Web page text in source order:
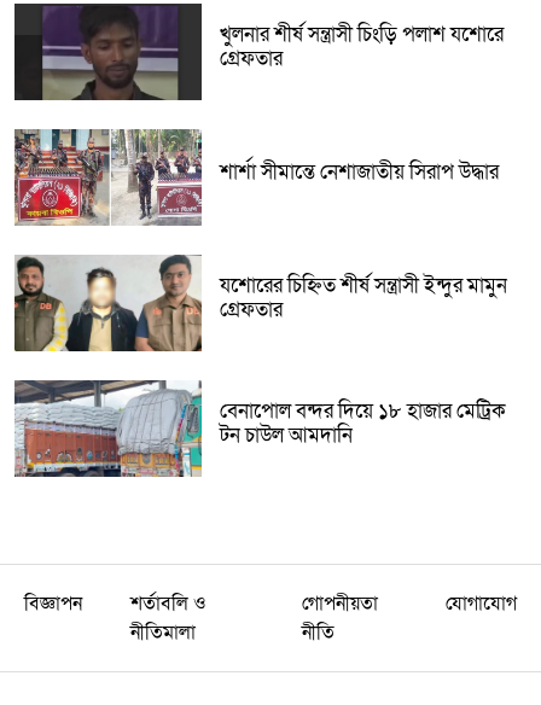
খুলনার শীর্ষ সন্ত্রাসী চিংড়ি পলাশ যশোরে
গ্রেফতার
শার্শা সীমান্তে নেশাজাতীয় সিরাপ উদ্ধার
যশোরের চিহ্নিত শীর্ষ সন্ত্রাসী ইন্দুর মামুন
গ্রেফতার
বেনাপোল বন্দর দিয়ে ১৮ হাজার মেট্রিক
টন চাউল আমদানি
বিজ্ঞাপন
শর্তাবলি ও
নীতিমালা
গোপনীয়তা
নীতি
যোগাযোগ